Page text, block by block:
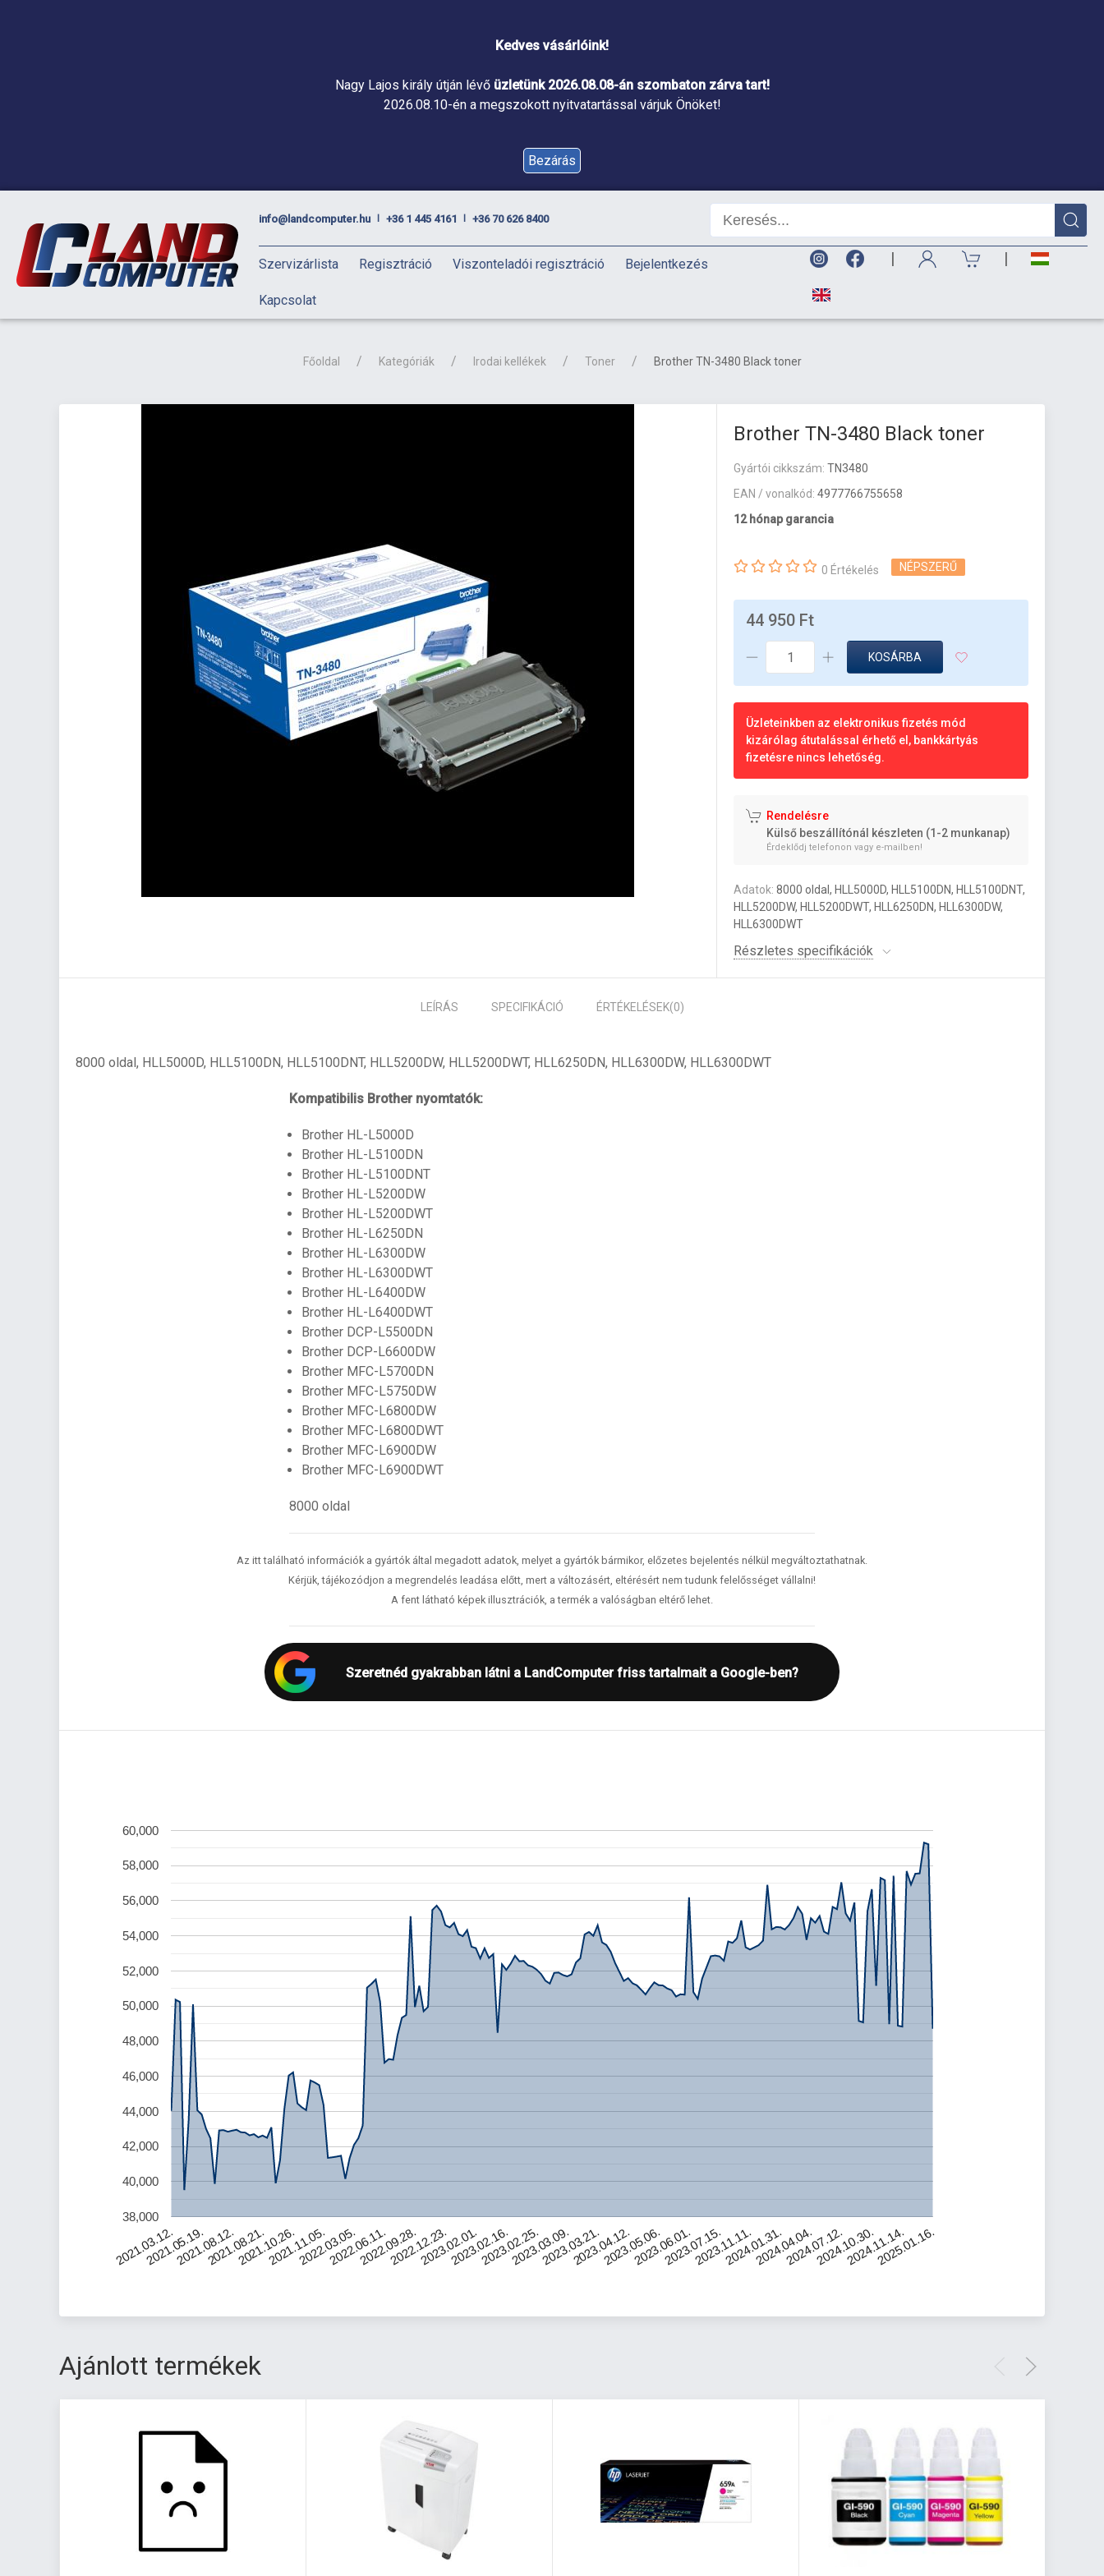
Kedves vásárlóink!
Nagy Lajos király útján lévő üzletünk 2026.08.08-án szombaton zárva tart!
2026.08.10-én a megszokott nyitvatartással várjuk Önöket!
Bezárás
info@landcomputer.hu +36 1 445 4161 +36 70 626 8400
Szervizárlista Regisztráció Viszonteladói regisztráció Bejelentkezés
Kapcsolat
| |
Főoldal Kategóriák Irodai kellékek Toner Brother TN-3480 Black toner
Brother TN-3480 Black toner
Gyártói cikkszám:TN3480
EAN / vonalkód:4977766755658
12 hónap garancia
0 Értékelés NÉPSZERŰ
44 950 Ft
KOSÁRBA
Üzleteinkben az elektronikus fizetés mód
kizárólag átutalással érhető el, bankkártyás
fizetésre nincs lehetőség.
Rendelésre
Külső beszállítónál készleten (1-2 munkanap)
Érdeklődj telefonon vagy e-mailben!
Adatok:8000 oldal, HLL5000D, HLL5100DN, HLL5100DNT,
HLL5200DW, HLL5200DWT, HLL6250DN, HLL6300DW,
HLL6300DWT
Részletes specifikációk
LEÍRÁS SPECIFIKÁCIÓ ÉRTÉKELÉSEK(0)
8000 oldal, HLL5000D, HLL5100DN, HLL5100DNT, HLL5200DW, HLL5200DWT, HLL6250DN, HLL6300DW, HLL6300DWT
Kompatibilis Brother nyomtatók:
Brother HL-L5000D
Brother HL-L5100DN
Brother HL-L5100DNT
Brother HL-L5200DW
Brother HL-L5200DWT
Brother HL-L6250DN
Brother HL-L6300DW
Brother HL-L6300DWT
Brother HL-L6400DW
Brother HL-L6400DWT
Brother DCP-L5500DN
Brother DCP-L6600DW
Brother MFC-L5700DN
Brother MFC-L5750DW
Brother MFC-L6800DW
Brother MFC-L6800DWT
Brother MFC-L6900DW
Brother MFC-L6900DWT
8000 oldal
Az itt található információk a gyártók által megadott adatok, melyet a gyártók bármikor, előzetes bejelentés nélkül megváltoztathatnak.
Kérjük, tájékozódjon a megrendelés leadása előtt, mert a változásért, eltérésért nem tudunk felelősséget vállalni!
A fent látható képek illusztrációk, a termék a valóságban eltérő lehet.
Szeretnéd gyakrabban látni a LandComputer friss tartalmait a Google-ben?
2021.03.12.2021.05.19.2021.08.12.2021.08.21.2021.10.26.2021.11.05.2022.03.05.2022.06.11.2022.09.28.2022.12.23.2023.02.01.2023.02.16.2023.02.25.2023.03.09.2023.03.21.2023.04.12.2023.05.06.2023.06.01.2023.07.15.2023.11.11.2024.01.31.2024.04.04.2024.07.12.2024.10.30.2024.11.14.2025.01.16.
38,000
40,000
42,000
44,000
46,000
48,000
50,000
52,000
54,000
56,000
58,000
60,000
Ajánlott termékek